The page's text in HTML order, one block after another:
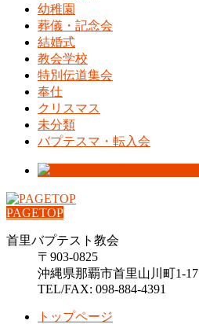
幼稚園
葬儀・記念会
結婚式
教会学校
特別伝道集会
奉仕
クリスマス
未分類
バプテスマ・転入会
PAGETOP
首里バプテスト教会
〒903-0825
沖縄県那覇市首里山川町1-17
TEL/FAX: 098-884-4391
トップページ